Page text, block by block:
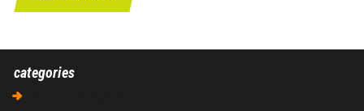
categories